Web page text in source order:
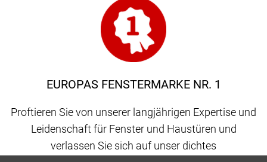
EUROPAS FENSTERMARKE NR. 1
Proftieren Sie von unserer langjährigen Expertise und
Leidenschaft für Fenster und Haustüren und
verlassen Sie sich auf unser dichtes